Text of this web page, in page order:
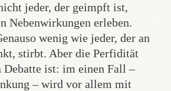
jeder, der geimpft ist,
Nebenwirkungen erleben.
wenig wie jeder, der an
stirbt. Aber die Perfidität
ist: im einen Fall –
– wird vor allem mit